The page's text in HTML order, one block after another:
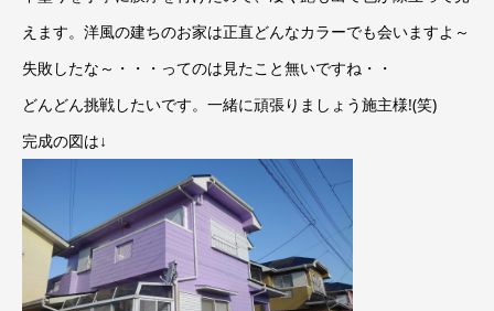
えます。洋風の建ちのお家は正直どんなカラーでも会いますよ～
失敗したな～・・・ってのは見たこと無いですね・・
どんどん挑戦したいです。一緒に頑張りましょう施主様!(笑)
完成の図は↓